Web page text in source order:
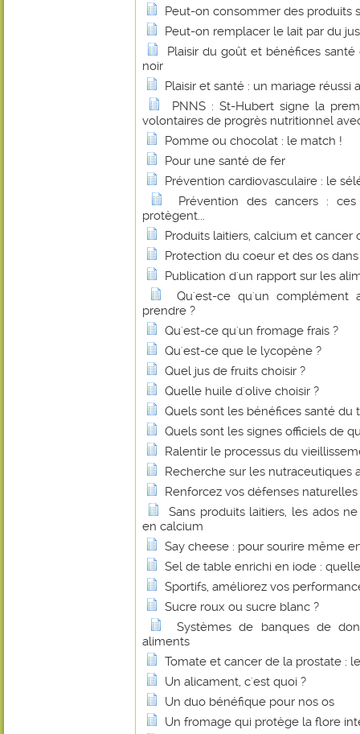
Peut-on consommer des produits
Peut-on remplacer le lait par du
Plaisir du goût et bénéfices
noir
Plaisir et santé : un mariage réussi
PNNS : St-Hubert signe la
volontaires de progrès nutritionnel
Pomme ou chocolat : le match !
Pour une santé de fer
Prévention cardiovasculaire : le
Prévention des cancers :
protègent...
Produits laitiers, calcium et cancer
Protection du coeur et des os
Publication d'un rapport sur les
Qu'est-ce qu'un complément
prendre ?
Qu'est-ce qu'un fromage frais ?
Qu'est-ce que le lycopène ?
Quel jus de fruits choisir ?
Quelle huile d'olive choisir ?
Quels sont les bénéfices santé du
Quels sont les signes officiels de
Ralentir le processus du
Recherche sur les nutraceutiques
Renforcez vos défenses naturelles
Sans produits laitiers, les ados
en calcium
Say cheese : pour sourire même
Sel de table enrichi en iode :
Sportifs, améliorez vos
Sucre roux ou sucre blanc ?
Systèmes de banques de
aliments
Tomate et cancer de la prostate :
Un alicament, c'est quoi ?
Un duo bénéfique pour nos os
Un fromage qui protège la flore